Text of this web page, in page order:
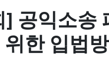
공익소송
한 입법